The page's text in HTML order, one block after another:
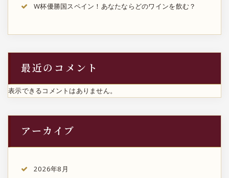
W杯優勝国スペイン！あなたならどのワインを飲む？
最近のコメント
表示できるコメントはありません。
アーカイブ
2026年8月